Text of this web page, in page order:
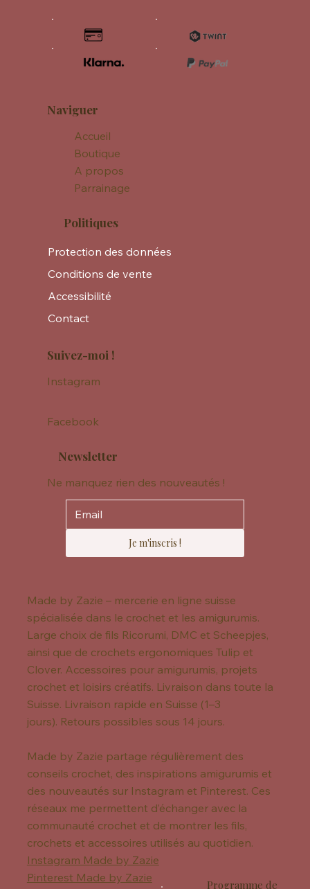
Naviguer
Accueil
Boutique
A propos
Parrainage
Politiques
Protection des données
Conditions de vente
Accessibilité
Contact
Suivez-moi !
Instagram
Facebook
Newsletter
Ne manquez rien des nouveautés !
Je m'inscris !
Made by Zazie – mercerie en ligne suisse
spécialisée dans le crochet et les amigurumis.
Large choix de fils Ricorumi, DMC et Scheepjes,
ainsi que de crochets ergonomiques Tulip et
Clover. Accessoires pour amigurumis, projets
crochet et loisirs créatifs. Livraison dans toute la
Suisse. Livraison rapide en Suisse (1–3
jours). Retours possibles sous 14 jours.
Made by Zazie partage régulièrement des
conseils crochet, des inspirations amigurumis et
des nouveautés sur Instagram et Pinterest. Ces
réseaux me permettent d’échanger avec la
communauté crochet et de montrer les fils,
crochets et accessoires utilisés au quotidien.
Instagram Made by Zazie
Pinterest Made by Zazie
Programme de